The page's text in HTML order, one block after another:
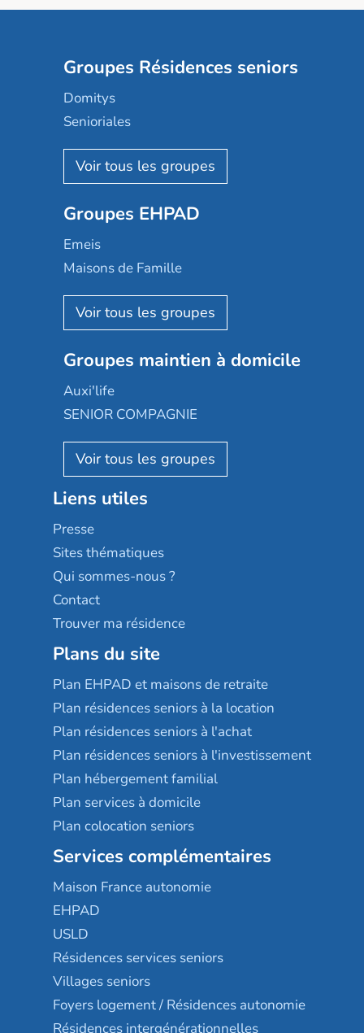
Groupes Résidences seniors
Domitys
Senioriales
Nohée
Les Résidentiels
Mobicap
Domusvi
Happy Senior
Aquarelia
Nexity edenea
Les jardins d'Arcadie
Occitalia
Appartseniors
Reseda
Stella management
Les villages d'or
Sérénys
Résidences services Villa Médicis
Groupes EHPAD
Emeis
Maisons de Famille
Korian
Emera
Groupe SOS
Le Noble Âge
Almage
Résidalya
Groupe aplus
Groupes maintien à domicile
Auxi'life
SENIOR COMPAGNIE
AGE D'OR Services
Liens utiles
Presse
Sites thématiques
Qui sommes-nous ?
Contact
Trouver ma résidence
Plans du site
Plan EHPAD et maisons de retraite
Plan résidences seniors à la location
Plan résidences seniors à l'achat
Plan résidences seniors à l'investissement
Plan hébergement familial
Plan services à domicile
Plan colocation seniors
Services complémentaires
Maison France autonomie
EHPAD
USLD
Résidences services seniors
Villages seniors
Foyers logement / Résidences autonomie
Résidences intergénérationnelles